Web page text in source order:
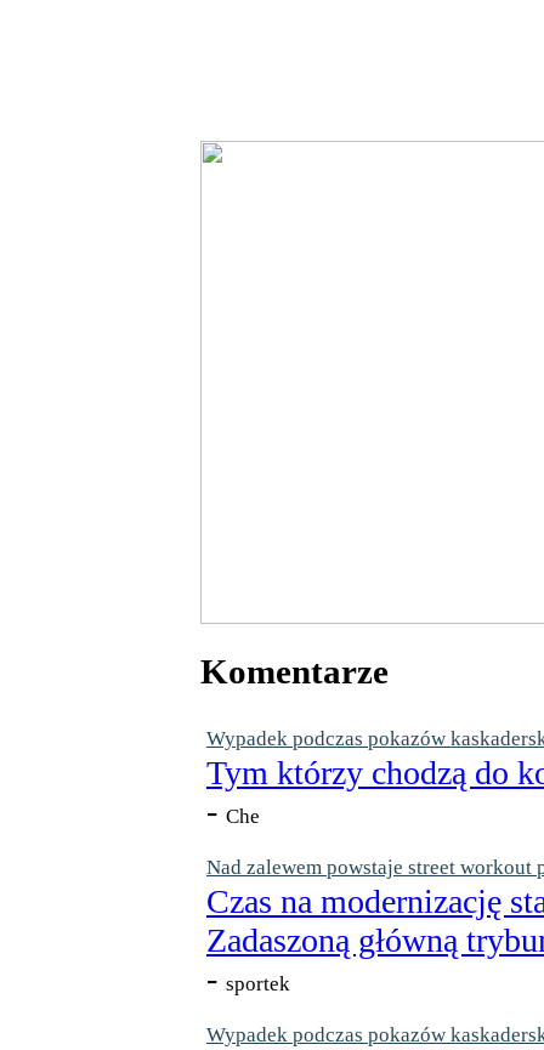
Komentarze
Wypadek podczas pokazów
Tym którzy chodzą do
- Che
Nad zalewem powstaje street workout
Czas na modernizację
Zadaszoną główną
- sportek
Wypadek podczas pokazów